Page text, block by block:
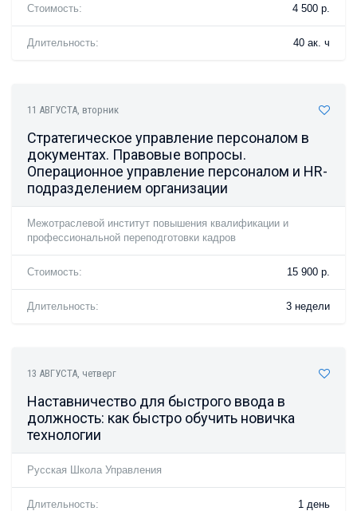
Стоимость: 4 500 р.
Длительность: 40 ак. ч
11 АВГУСТА, вторник
Стратегическое управление персоналом в
документах. Правовые вопросы.
Операционное управление персоналом и HR-
подразделением организации
Межотраслевой институт повышения квалификации и
профессиональной переподготовки кадров
Стоимость: 15 900 р.
Длительность: 3 недели
13 АВГУСТА, четверг
Наставничество для быстрого ввода в
должность: как быстро обучить новичка
технологии
Русская Школа Управления
Длительность: 1 день